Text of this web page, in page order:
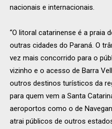
nacionais e internacionais.
“O litoral catarinense é a praia
outras cidades do Paraná. O
vez mais concorrido para o
vizinho e o acesso de Barra
outros destinos turísticos da
para quem vem a Santa
aeroportos como o de
atrai públicos de outros